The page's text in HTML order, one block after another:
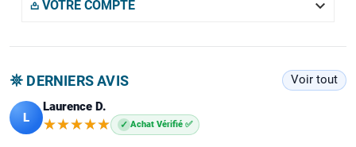
𖡌 VOTRE COMPTE 
𖤓 DERNIERS AVIS Voir tout
L
Laurence D.
★★★★★
★★★★★ ✓ Achat Vérifié ✅